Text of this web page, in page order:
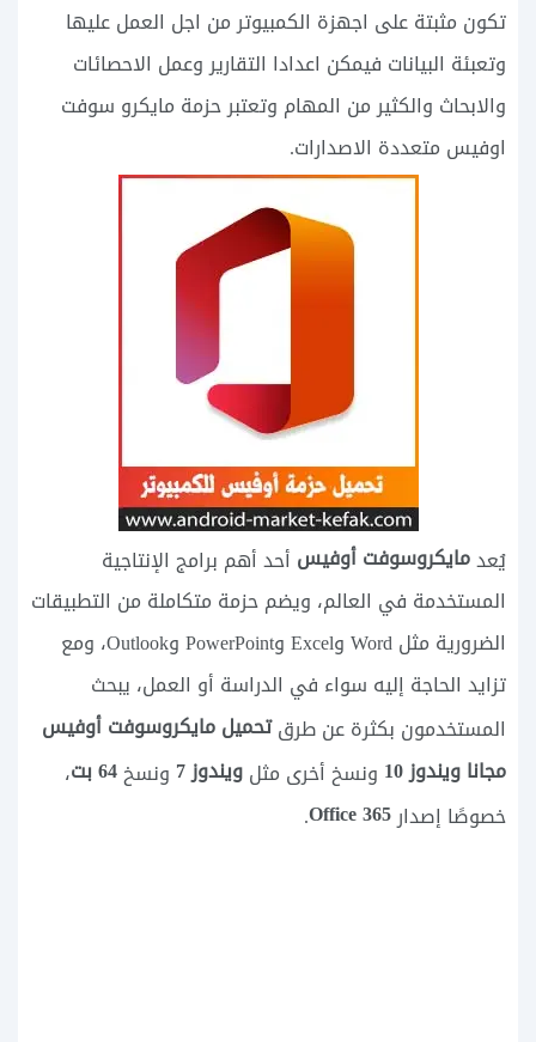
تكون مثبتة على اجهزة الكمبيوتر من اجل العمل عليها
وتعبئة البيانات فيمكن اعدادا التقارير وعمل الاحصائات
والابحاث والكثير من المهام وتعتبر حزمة مايكرو سوفت
اوفيس متعددة الاصدارات.
يُعدمايكروسوفت أوفيس أحد أهم برامج الإنتاجية
المستخدمة في العالم، ويضم حزمة متكاملة من التطبيقات
الضرورية مثل Word وExcel وPowerPoint وOutlook، ومع
تزايد الحاجة إليه سواء في الدراسة أو العمل، يبحث
المستخدمون بكثرة عن طرقتحميل مايكروسوفت أوفيس
مجانا ويندوز 10
ونسخ أخرى مثلويندوز 7 ونسخ64 بت
،
خصوصًا إصدارOffice 365
.